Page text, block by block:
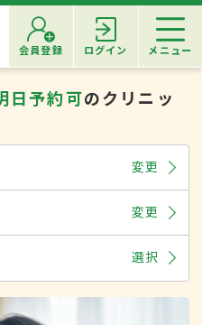
会員登録 ログイン メニュー
日予約可のクリニッ
変更
変更
選択